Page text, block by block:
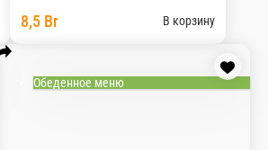
8,5 Br В корзину
Обеденное меню